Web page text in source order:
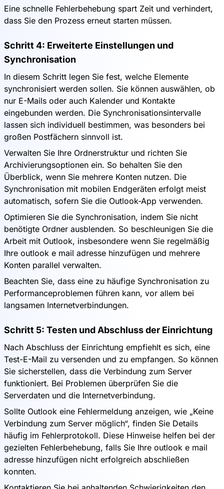
Eine schnelle Fehlerbehebung spart Zeit und verhindert,
dass Sie den Prozess erneut starten müssen.
Schritt 4: Erweiterte Einstellungen und
Synchronisation
In diesem Schritt legen Sie fest, welche Elemente
synchronisiert werden sollen. Sie können auswählen, ob
nur E-Mails oder auch Kalender und Kontakte
eingebunden werden. Die Synchronisationsintervalle
lassen sich individuell bestimmen, was besonders bei
großen Postfächern sinnvoll ist.
Verwalten Sie Ihre Ordnerstruktur und richten Sie
Archivierungsoptionen ein. So behalten Sie den
Überblick, wenn Sie mehrere Konten nutzen. Die
Synchronisation mit mobilen Endgeräten erfolgt meist
automatisch, sofern Sie die Outlook-App verwenden.
Optimieren Sie die Synchronisation, indem Sie nicht
benötigte Ordner ausblenden. So beschleunigen Sie die
Arbeit mit Outlook, insbesondere wenn Sie regelmäßig
Ihre outlook e mail adresse hinzufügen und mehrere
Konten parallel verwalten.
Beachten Sie, dass eine zu häufige Synchronisation zu
Performanceproblemen führen kann, vor allem bei
langsamen Internetverbindungen.
Schritt 5: Testen und Abschluss der Einrichtung
Nach Abschluss der Einrichtung empfiehlt es sich, eine
Test-E-Mail zu versenden und zu empfangen. So können
Sie sicherstellen, dass die Verbindung zum Server
funktioniert. Bei Problemen überprüfen Sie die
Serverdaten und die Internetverbindung.
Sollte Outlook eine Fehlermeldung anzeigen, wie „Keine
Verbindung zum Server möglich“, finden Sie Details
häufig im Fehlerprotokoll. Diese Hinweise helfen bei der
gezielten Fehlerbehebung, falls Sie Ihre outlook e mail
adresse hinzufügen nicht erfolgreich abschließen
konnten.